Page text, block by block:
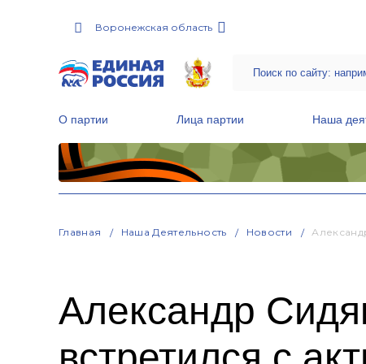
Воронежская область
О партии Лица партии Наша
Главная Наша Деятельность Новости
Александр